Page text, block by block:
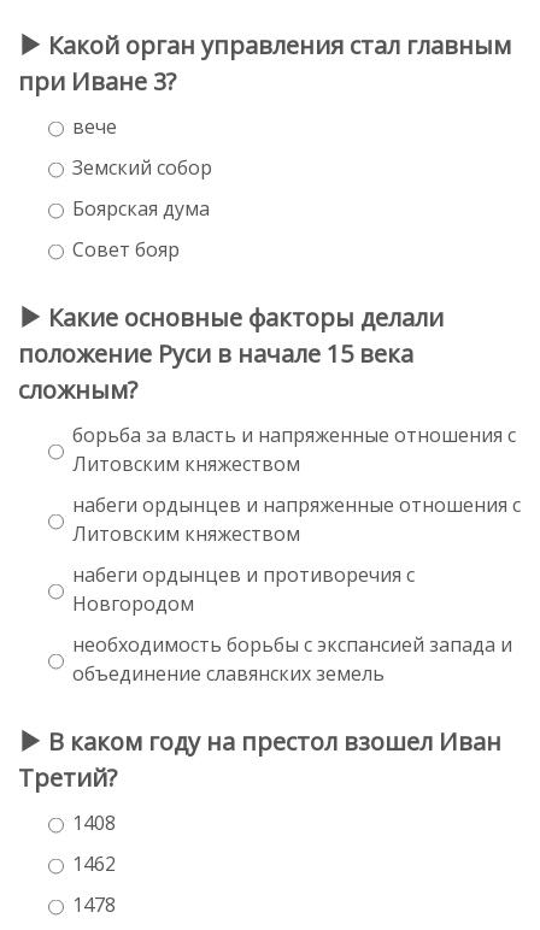
Какой орган управления стал главным
при Иване 3?
вече
Земский собор
Боярская дума
Совет бояр
Какие основные факторы делали
положение Руси в начале 15 века
сложным?
борьба за власть и напряженные отношения с
Литовским княжеством
набеги ордынцев и напряженные отношения с
Литовским княжеством
набеги ордынцев и противоречия с
Новгородом
необходимость борьбы с экспансией запада и
объединение славянских земель
В каком году на престол взошел Иван
Третий?
1408
1462
1478